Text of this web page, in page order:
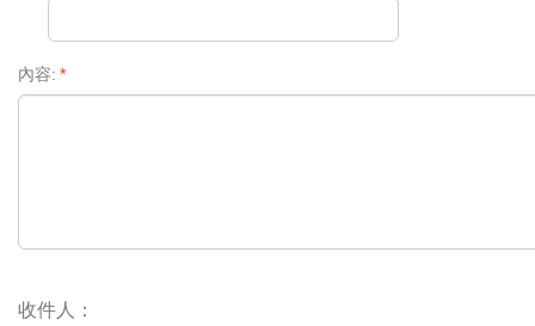
*
內容:
收件人：